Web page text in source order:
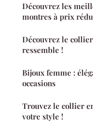
Découvrez les
montres à prix
Découvrez le
ressemble !
Bijoux femme :
occasions
Trouvez le collier
votre style !